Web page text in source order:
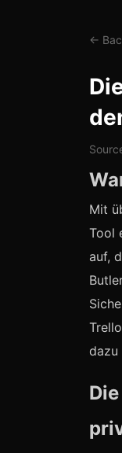
←
Mit
Tool
auf,
dazu